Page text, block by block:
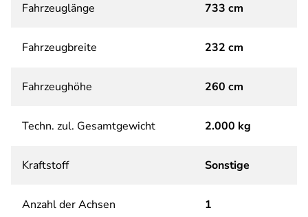
Fahrzeuglänge 733 cm
Fahrzeugbreite 232 cm
Fahrzeughöhe 260 cm
Techn. zul. Gesamtgewicht 2.000 kg
Kraftstoff Sonstige
Anzahl der Achsen 1